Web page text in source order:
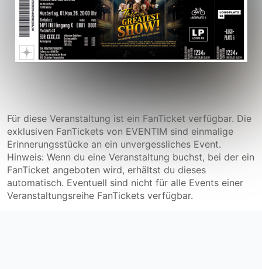
Für diese Veranstaltung ist ein FanTicket verfügbar. Die
exklusiven FanTickets von EVENTIM sind einmalige
Erinnerungsstücke an ein unvergessliches Event.
Hinweis: Wenn du eine Veranstaltung buchst, bei der ein
FanTicket angeboten wird, erhältst du dieses
automatisch. Eventuell sind nicht für alle Events einer
Veranstaltungsreihe FanTickets verfügbar.